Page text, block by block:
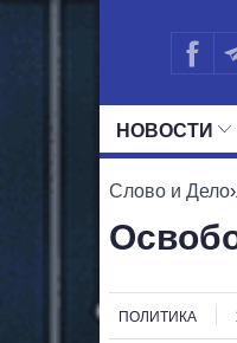
НОВОСТИ
Слово и Дело›
ПОЛИТИКА